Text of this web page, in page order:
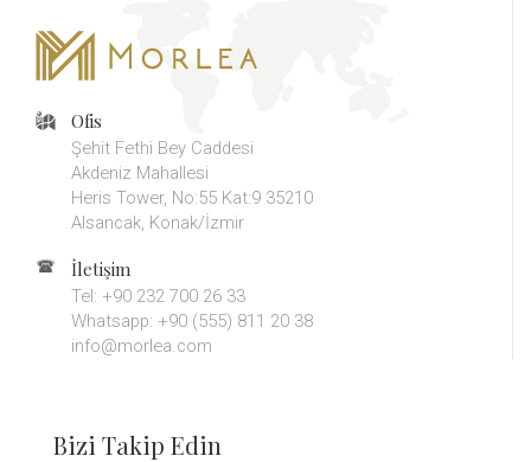
Ofis
Şehit Fethi Bey Caddesi
Akdeniz Mahallesi
Heris Tower, No:55 Kat:9 35210
Alsancak, Konak/İzmir
İletişim
Tel: +90 232 700 26 33
Whatsapp: +90 (555) 811 20 38
info@morlea.com
Bizi Takip Edin